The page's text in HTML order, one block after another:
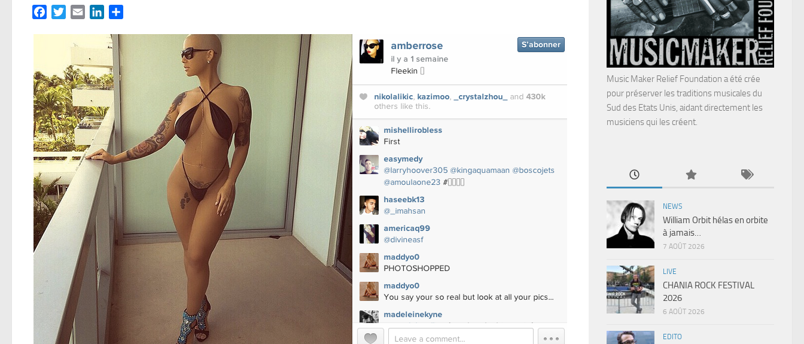
FacebookTwitterEmail LinkedIn
Music Maker Relief Foundation a été crée
pour préserver les traditions musicales du
Sud des Etats Unis, aidant directement les
musiciens qui les créent.
NEWS
William Orbit hélas en orbite
à jamais…
7 AOÛT 2026
LIVE
CHANIA ROCK FESTIVAL
2026
6 AOÛT 2026
EDITO